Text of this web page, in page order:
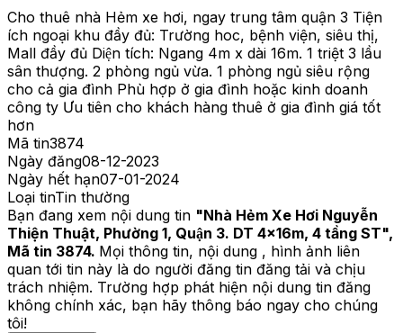
Cho thuê nhà Hẻm xe hơi, ngay trung tâm quận 3 Tiện
ích ngoại khu đầy đủ: Trường hoc, bệnh viện, siêu thị,
Mall đầy đủ Diện tích: Ngang 4m x dài 16m. 1 triệt 3 lầu
sân thượng. 2 phòng ngủ vừa. 1 phòng ngủ siêu rộng
cho cả gia đình Phù hợp ở gia đình hoặc kinh doanh
công ty Ưu tiên cho khách hàng thuê ở gia đình giá tốt
hơn
Mã tin3874
Ngày đăng08-12-2023
Ngày hết hạn07-01-2024
Loại tinTin thường
Bạn đang xem nội dung tin "Nhà Hẻm Xe Hơi Nguyễn
Thiện Thuật, Phường 1, Quận 3. DT 4x16m, 4 tầng ST",
Mã tin 3874. Mọi thông tin, nội dung , hình ảnh liên
quan tới tin này là do người đăng tin đăng tải và chịu
trách nhiệm. Trường hợp phát hiện nội dung tin đăng
không chính xác, bạn hãy thông báo ngay cho chúng
tôi!